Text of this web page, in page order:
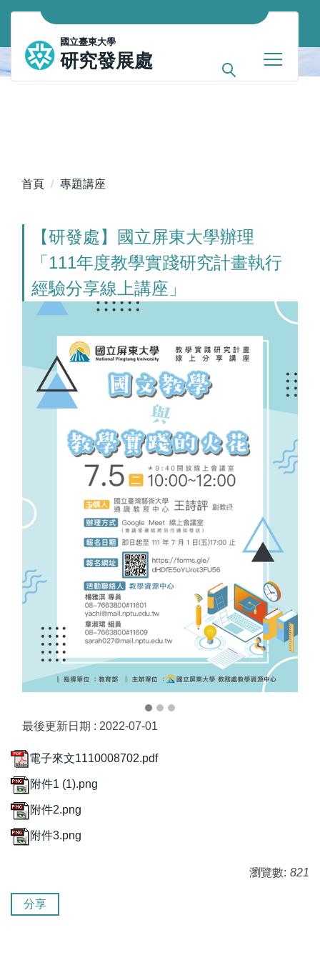
跳
主
內
國立臺東大學
研究發展處
首頁 專題講座
【研發處】國立屏東大學辦理
「111年度教學實踐研究計畫執行
經驗分享線上講座」
最後更新日期 : 2022-07-01
電子來文1110008702.pdf
附件1 (1).png
附件2.png
附件3.png
瀏覽數: 821
分享